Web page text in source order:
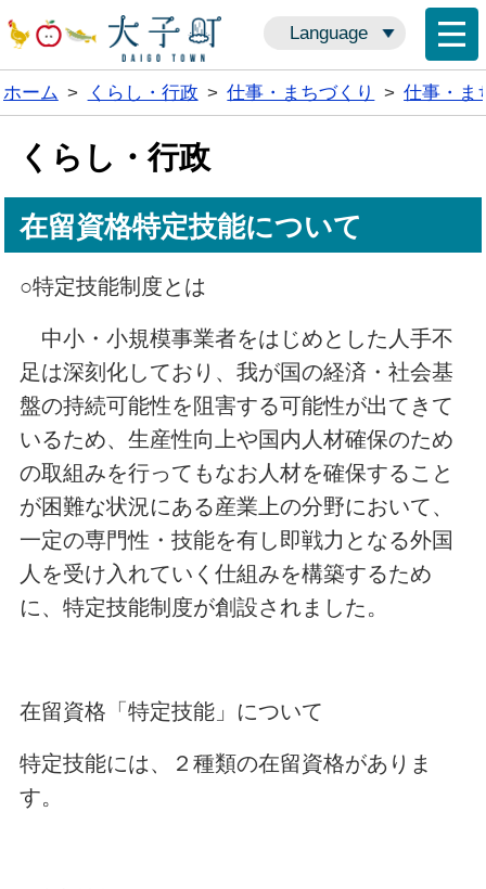
Language
ホーム > くらし・行政 > 仕事・まちづくり > 仕事・ま
くらし・行政
在留資格特定技能について
○特定技能制度とは
中小・小規模事業者をはじめとした人手不
足は深刻化しており、我が国の経済・社会基
盤の持続可能性を阻害する可能性が出てきて
いるため、生産性向上や国内人材確保のため
の取組みを行ってもなお人材を確保すること
が困難な状況にある産業上の分野において、
一定の専門性・技能を有し即戦力となる外国
人を受け入れていく仕組みを構築するため
に、特定技能制度が創設されました。
在留資格「特定技能」について
特定技能には、２種類の在留資格がありま
す。